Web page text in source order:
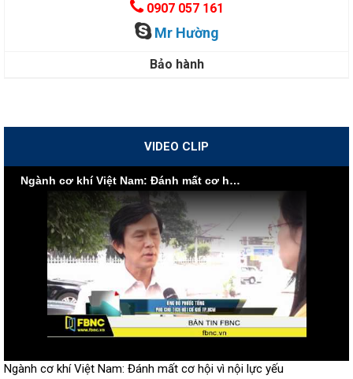
0907 057 161
Mr Hường
Bảo hành
VIDEO CLIP
Ngành cơ khí Việt Nam: Đánh mất cơ hội vì nội lực yếu
Ngành cơ khí Việt Nam: Đánh mất cơ hội vì nội lực yếu